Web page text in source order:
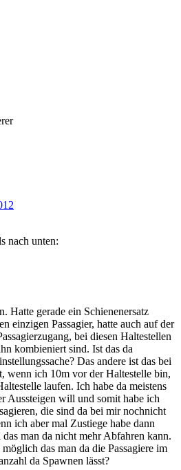
nach unten:
Hatte gerade ein Schienenersatz
einzigen Passagier, hatte auch auf der
bei diesen Haltestellen
kombieniert sind. Ist das da
Das andere ist das bei
wenn ich 10m vor der Haltestelle bin,
laufen. Ich habe da meistens
Aussteigen will und somit habe ich
die sind da bei mir nochnicht
ich aber mal Zustiege habe dann
man da nicht mehr Abfahren kann.
das man da die Passagiere im
da Spawnen lässt?